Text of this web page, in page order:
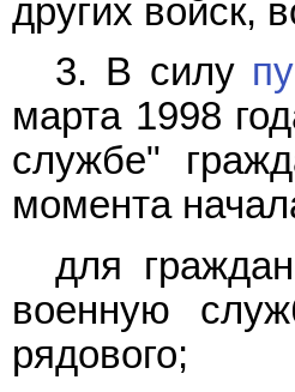
других войск,
3. В силу
марта 1998
службе"
момента
для
военную
рядового;